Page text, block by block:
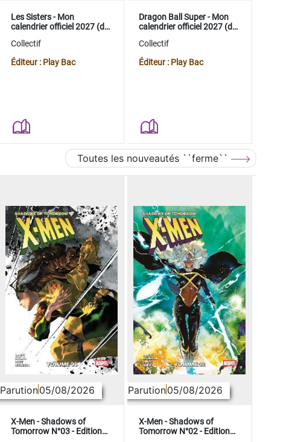
Les Sisters - Mon
calendrier officiel 2027 (de
Collectif
Éditeur : Play Bac
Dragon Ball Super - Mon
calendrier officiel 2027 (de
Collectif
Éditeur : Play Bac
Toutes les nouveautés ``ferme``
Parution05/08/2026
X-Men - Shadows of
Tomorrow N°03 - Edition
Parution05/08/2026
X-Men - Shadows of
Tomorrow N°02 - Edition